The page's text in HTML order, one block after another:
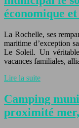
économique
La Rochelle, ses
maritime d’exception
Le Soleil. Un
vacances familiales,
Lire la suite
Camping
proximité